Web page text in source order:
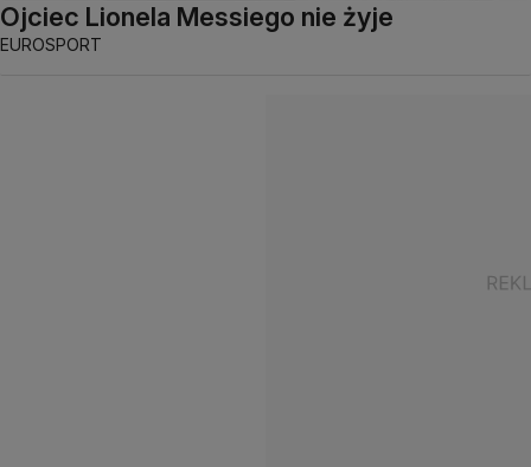
Ojciec Lionela Messiego nie żyje
EUROSPORT